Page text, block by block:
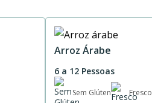
Arroz Árabe
6 a 12 Pessoas
Sem Glúten Fresco